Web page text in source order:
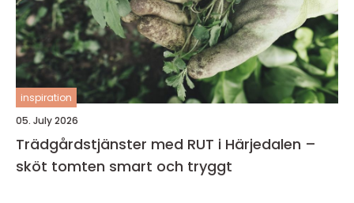
inspiration
05. July 2026
Trädgårdstjänster med RUT i Härjedalen –
sköt tomten smart och tryggt